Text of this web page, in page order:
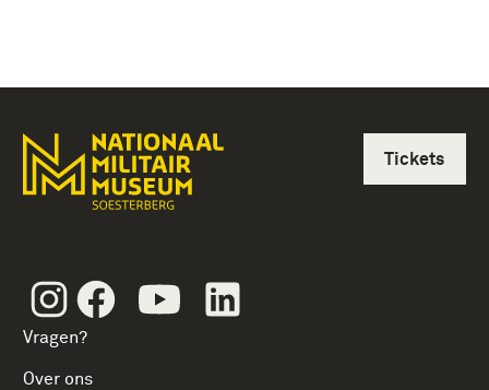
InstagramFacebookYoutube
Vragen?
Over ons
Tickets